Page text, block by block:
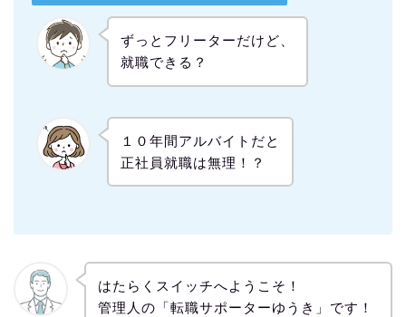
ずっとフリーターだけど、
就職できる？
１０年間アルバイトだと
正社員就職は無理！？
はたらくスイッチへようこそ！
管理人の「転職サポーターゆうき」です！